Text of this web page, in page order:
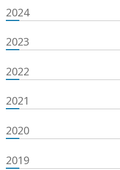
2024
2023
2022
2021
2020
2019